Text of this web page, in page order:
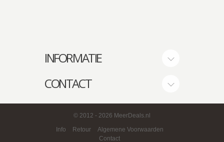
INFORMATIE
CONTACT
© 2012 - 2026 MeerDeals.nl
Info
Retour
Algemene Voorwaarden
Contact